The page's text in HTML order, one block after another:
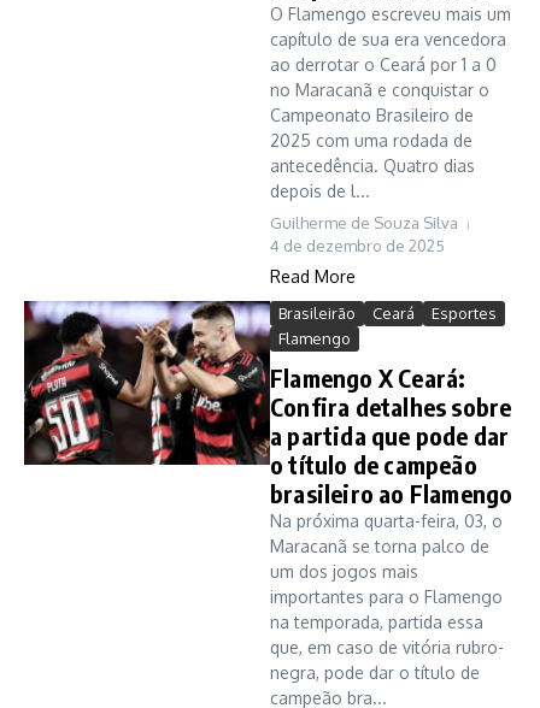
O Flamengo escreveu mais um
capítulo de sua era vencedora
ao derrotar o Ceará por 1 a 0
no Maracanã e conquistar o
Campeonato Brasileiro de
2025 com uma rodada de
antecedência. Quatro dias
depois de l...
Guilherme de Souza Silva
4 de dezembro de 2025
Read More
Brasileirão Ceará
Esportes
Flamengo
Flamengo X Ceará:
Confira detalhes sobre
a partida que pode dar
o título de campeão
brasileiro ao Flamengo
Na próxima quarta-feira, 03, o
Maracanã se torna palco de
um dos jogos mais
importantes para o Flamengo
na temporada, partida essa
que, em caso de vitória rubro-
negra, pode dar o título de
campeão bra...